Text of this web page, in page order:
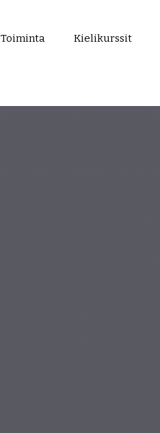
Toiminta Kielikurssit